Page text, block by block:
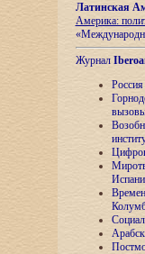
Латинская
Америка:
Журнал